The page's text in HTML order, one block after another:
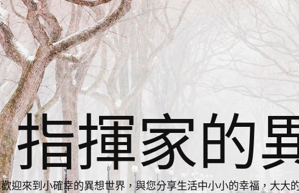
指揮家的
歡迎來到小確幸的異想世界，與您分享生活中小小的幸福，大